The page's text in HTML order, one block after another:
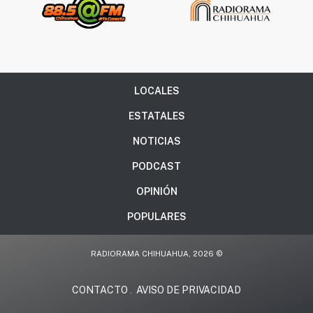
LOCALES
ESTATALES
NOTICIAS
PODCAST
OPINIÓN
POPULARES
RADIORAMA CHIHUAHUA, 2026 ©
CONTACTO AVISO DE PRIVACIDAD